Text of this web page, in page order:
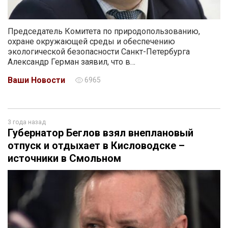
Председатель Комитета по природопользованию,
охране окружающей среды и обеспечению
экологической безопасности Санкт-Петербурга
Александр Герман заявил, что в…
Ваши Новости
6965
3 года назад
Губернатор Беглов взял внеплановый
отпуск и отдыхает в Кисловодске –
источники в Смольном